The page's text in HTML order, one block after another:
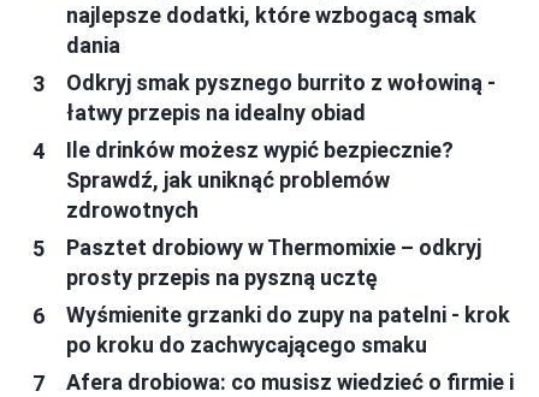
najlepsze dodatki, które wzbogacą smak
dania
Odkryj smak pysznego burrito z wołowiną -
łatwy przepis na idealny obiad
Ile drinków możesz wypić bezpiecznie?
Sprawdź, jak uniknąć problemów
zdrowotnych
Pasztet drobiowy w Thermomixie – odkryj
prosty przepis na pyszną ucztę
Wyśmienite grzanki do zupy na patelni - krok
po kroku do zachwycającego smaku
Afera drobiowa: co musisz wiedzieć o firmie i